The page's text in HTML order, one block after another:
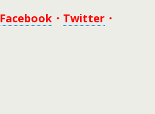
Facebook ・ Twitter ・